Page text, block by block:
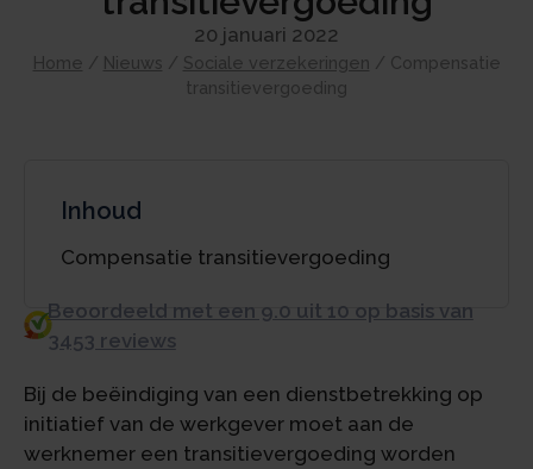
20 januari 2022
Home / Nieuws / Sociale verzekeringen / Compensatie
transitievergoeding
Inhoud
Compensatie transitievergoeding
Beoordeeld met een 9.0 uit 10 op basis van
3453 reviews
Bij de beëindiging van een dienstbetrekking op
initiatief van de werkgever moet aan de
werknemer een transitievergoeding worden